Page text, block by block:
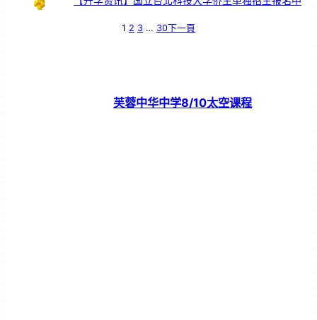
1 2 3 … 30下一頁
芙蓉中华中学8/10太空课程